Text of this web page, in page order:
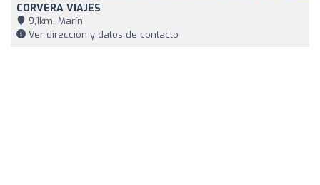
CORVERA VIAJES
9,1km, Marín
Ver dirección y datos de contacto